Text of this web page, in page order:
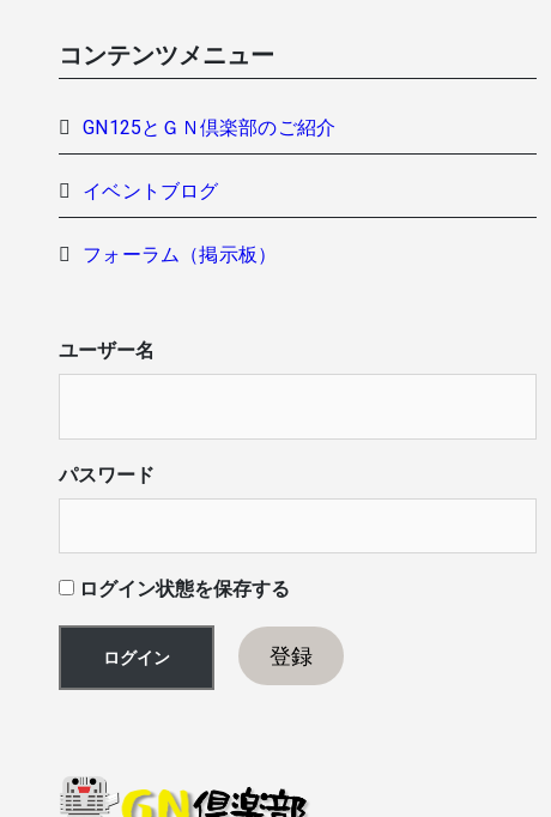
コンテンツメニュー
GN125とＧＮ倶楽部のご紹介
イベントブログ
フォーラム（掲示板）
ユーザー名
パスワード
ログイン状態を保存する
登録